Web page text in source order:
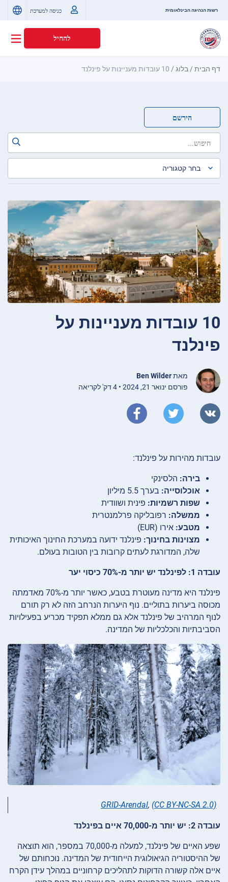
רשות הנהיגה הבינלאומית כניסה למערכת
להחיל
דף הבית/ בלוג/ 10 עובדות מעניינות על פינלנד
הירשם
10 עובדות מעניינות על
פינלנד
מאתBen Wilder
פורסם ינואר 21, 2024 • 4 דק' לקריאה
עובדות מהירות על פינלנד:
בירה: הלסינקי
אוכלוסייה: בערך 5.5 מיליון
שפות רשמיות: פינית ושוודית
ממשלה: רפובליקה פרלמנטרית
מטבע: אירו (EUR)
מצוינות בחינוך: פינלנד ידועה במערכת החינוך האיכותית
שלה, המדורגת לעתים קרובות בין הטובות בעולם.
עובדה 1: לפינלנד יש יותר מ-70% כיסוי יער
פינלנד היא מדינה מעוטרת בטבע, כאשר יותר מ-70% מאדמתה
מכוסה ביערות בתוליים. נוף היערות הנרחב הזה לא רק תורם
לנוף המרהיב של פינלנד אלא גם ממלא תפקיד מכריע בפעילויות
הסביבתיות והכלכליות של המדינה.
GRID-Arendal, (CC BY-NC-SA 2.0)
עובדה 2: יש יותר מ-70,000 איים בפינלנד
שפע האיים של פינלנד, למעלה מ-70,000 במספר, הוא תוצאה
של ההיסטוריה הגיאולוגית הייחודית של המדינה. נוכחותם של
איים אלה קשורה הדוקות לתהליכים קרחוניים במהלך עידן הקרח